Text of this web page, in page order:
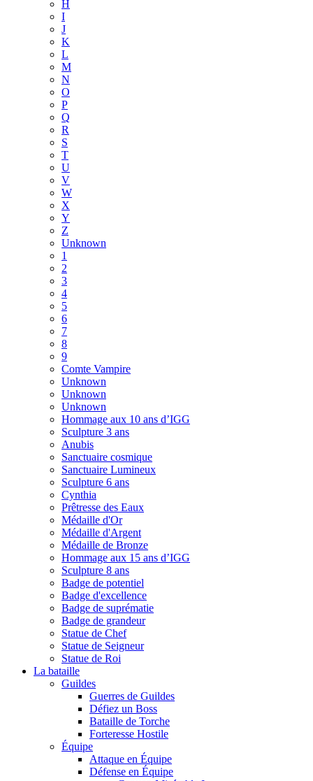
H
I
J
K
L
M
N
O
P
Q
R
S
T
U
V
W
X
Y
Z
Unknown
1
2
3
4
5
6
7
8
9
Comte Vampire
Unknown
Unknown
Unknown
Hommage aux 10 ans d’IGG
Sculpture 3 ans
Anubis
Sanctuaire cosmique
Sanctuaire Lumineux
Sculpture 6 ans
Cynthia
Prêtresse des Eaux
Médaille d'Or
Médaille d'Argent
Médaille de Bronze
Hommage aux 15 ans d’IGG
Sculpture 8 ans
Badge de potentiel
Badge d'excellence
Badge de suprématie
Badge de grandeur
Statue de Chef
Statue de Seigneur
Statue de Roi
La bataille
Guildes
Guerres de Guildes
Défiez un Boss
Bataille de Torche
Forteresse Hostile
Équipe
Attaque en Équipe
Défense en Équipe